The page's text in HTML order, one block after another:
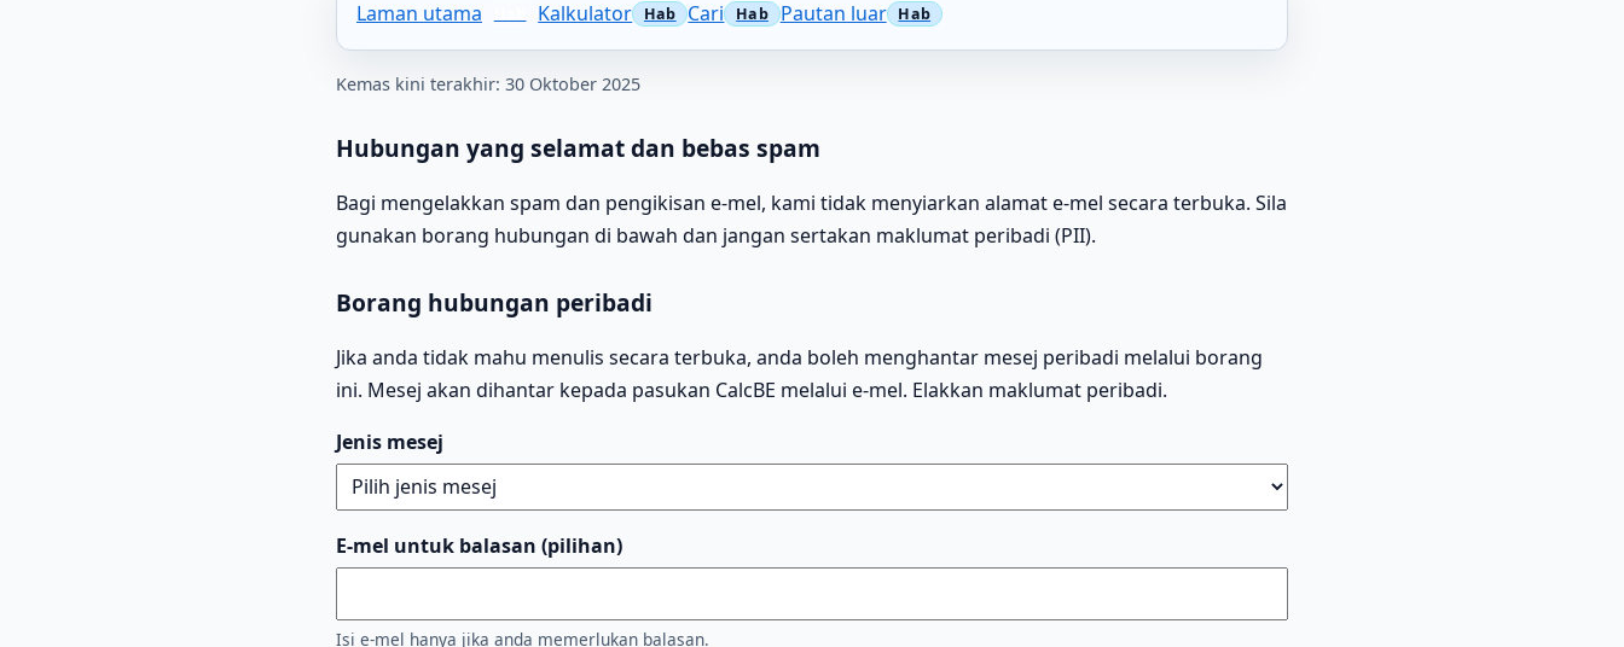
Laman utama Kalkulator Cari Pautan luar
Kemas kini terakhir: 30 Oktober 2025
Hubungan yang selamat dan bebas spam
Bagi mengelakkan spam dan pengikisan e‑mel, kami tidak menyiarkan alamat e‑mel secara terbuka. Sila
gunakan borang hubungan di bawah dan jangan sertakan maklumat peribadi (PII).
Borang hubungan peribadi
Jika anda tidak mahu menulis secara terbuka, anda boleh menghantar mesej peribadi melalui borang
ini. Mesej akan dihantar kepada pasukan CalcBE melalui e-mel. Elakkan maklumat peribadi.
Jenis mesej
E-mel untuk balasan (pilihan)
Isi e-mel hanya jika anda memerlukan balasan.